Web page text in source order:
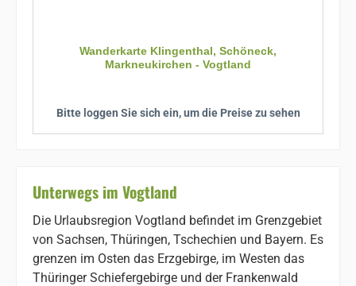
Wanderkarte Klingenthal, Schöneck,
Markneukirchen - Vogtland
Bitte loggen Sie sich ein, um die Preise zu sehen
Unterwegs im Vogtland
Die Urlaubsregion Vogtland befindet im Grenzgebiet
von Sachsen, Thüringen, Tschechien und Bayern. Es
grenzen im Osten das Erzgebirge, im Westen das
Thüringer Schiefergebirge und der Frankenwald